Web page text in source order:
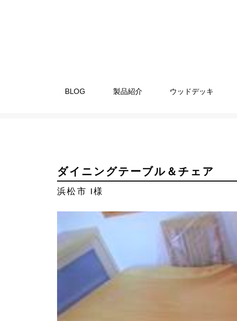
BLOG 製品紹介 ウッドデッキ
ダイニングテーブル＆チェア
浜松市 I様